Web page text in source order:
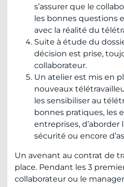
s’assurer que le
les bonnes questions
avec la réalité du
Suite à étude du
décision est prise,
collaborateur.
Un atelier est mis en
nouveaux
les sensibiliser au
bonnes pratiques, les
entreprises, d’aborder
sécurité ou encore
Un avenant au contrat de
place. Pendant les 3
collaborateur ou le